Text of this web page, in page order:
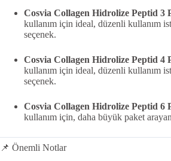
Cosvia Collagen Hidrolize Peptid 3
kullanım için ideal, düzenli kullanım
seçenek.
Cosvia Collagen Hidrolize Peptid 4
kullanım için ideal, düzenli kullanım
seçenek.
Cosvia Collagen Hidrolize Peptid 6
kullanım için, daha büyük paket
📌 Önemli Notlar